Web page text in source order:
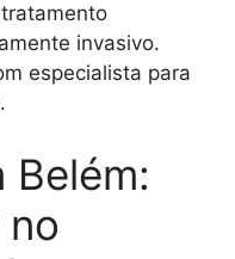
invasivo.
especialista para
Belém: